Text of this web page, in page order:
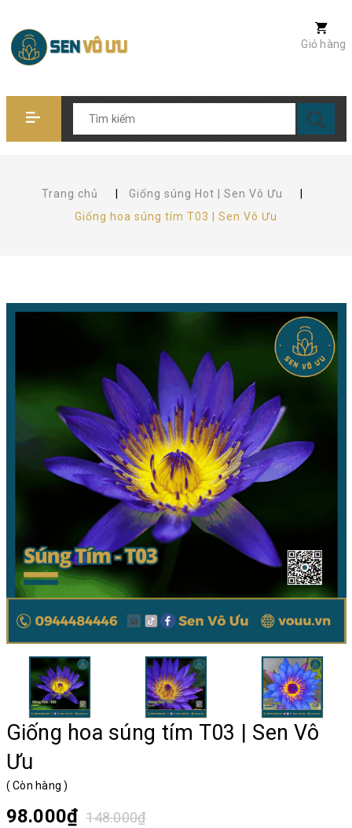
Giỏ hàng
Trang chủ Giống súng Hot | Sen Vô Ưu
Giống hoa súng tím T03 | Sen Vô Ưu
Giống hoa súng tím T03 | Sen Vô
Ưu
( Còn hàng)
98.000₫ 148.000₫